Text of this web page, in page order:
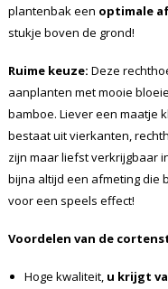
plantenbak een optimale
stukje boven de grond!
Ruime keuze: Deze
aanplanten met mooie
bamboe. Liever een maatje
bestaat uit vierkanten,
zijn maar liefst verkrijgbaar
bijna altijd een afmeting die
voor een speels effect!
Voordelen van de
Hoge kwaliteit, u krijgt